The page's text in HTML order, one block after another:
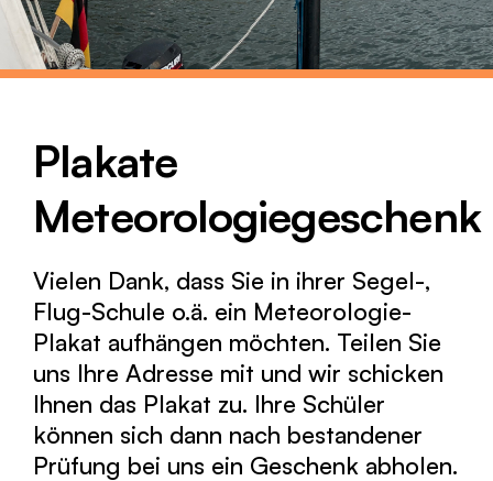
Plakate
Meteorologiegeschenk
Vielen Dank, dass Sie in ihrer Segel-,
Flug-Schule o.ä. ein Meteorologie-
Plakat aufhängen möchten. Teilen Sie
uns Ihre Adresse mit und wir schicken
Ihnen das Plakat zu. Ihre Schüler
können sich dann nach bestandener
Prüfung bei uns ein Geschenk abholen.